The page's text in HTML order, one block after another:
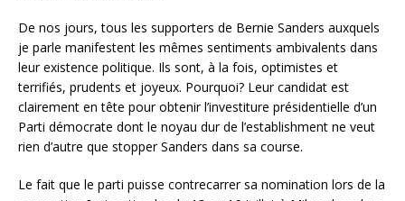
De nos jours, tous les supporters de Bernie Sanders auxquels
je parle manifestent les mêmes sentiments ambivalents dans
leur existence politique. Ils sont, à la fois, optimistes et
terrifiés, prudents et joyeux. Pourquoi? Leur candidat est
clairement en tête pour obtenir l’investiture présidentielle d’un
Parti démocrate dont le noyau dur de l’establishment ne veut
rien d’autre que stopper Sanders dans sa course.
Le fait que le parti puisse contrecarrer sa nomination lors de la